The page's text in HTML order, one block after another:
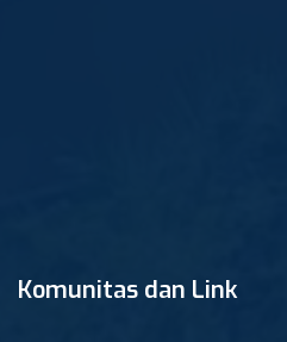
Komunitas dan Link